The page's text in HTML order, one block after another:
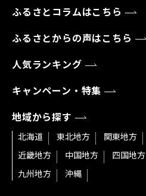
ふるさとコラムはこちら
ふるさとからの声はこちら
人気ランキング
キャンペーン・特集
地域から探す
北海道 東北地方 関東地方
近畿地方
中国地方
四国地方
九州地方
沖縄